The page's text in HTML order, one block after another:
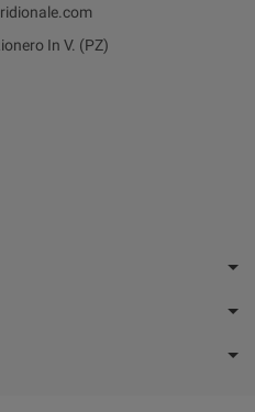
In V. (PZ)